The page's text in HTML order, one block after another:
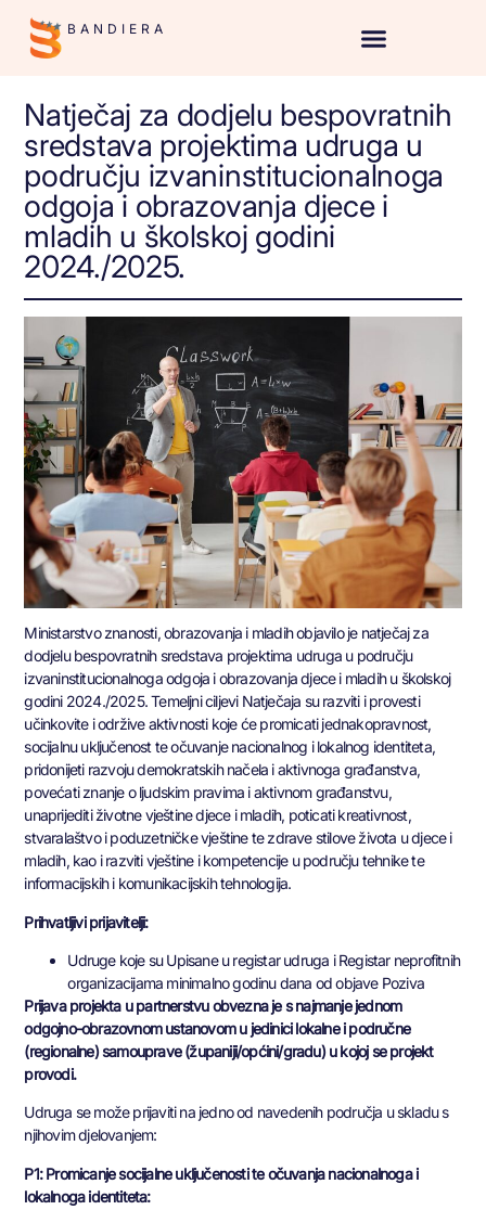
BANDIERA
Natječaj za dodjelu bespovratnih
sredstava projektima udruga u
području izvaninstitucionalnoga
odgoja i obrazovanja djece i
mladih u školskoj godini
2024./2025.
Ministarstvo znanosti, obrazovanja i mladih objavilo je natječaj za
dodjelu bespovratnih sredstava projektima udruga u području
izvaninstitucionalnoga odgoja i obrazovanja djece i mladih u školskoj
godini 2024./2025. Temeljni ciljevi Natječaja su razviti i provesti
učinkovite i održive aktivnosti koje će promicati jednakopravnost,
socijalnu uključenost te očuvanje nacionalnog i lokalnog identiteta,
pridonijeti razvoju demokratskih načela i aktivnoga građanstva,
povećati znanje o ljudskim pravima i aktivnom građanstvu,
unaprijediti životne vještine djece i mladih, poticati kreativnost,
stvaralaštvo i poduzetničke vještine te zdrave stilove života u djece i
mladih, kao i razviti vještine i kompetencije u području tehnike te
informacijskih i komunikacijskih tehnologija.
Prihvatljivi prijavitelji:
Udruge koje su Upisane u registar udruga i Registar neprofitnih
organizacijama minimalno godinu dana od objave Poziva
Prijava projekta u partnerstvu obvezna je s najmanje jednom
odgojno-obrazovnom ustanovom u jedinici lokalne i područne
(regionalne) samouprave (županiji/općini/gradu) u kojoj se projekt
provodi.
Udruga se može prijaviti na jedno od navedenih područja u skladu s
njihovim djelovanjem:
P1: Promicanje socijalne uključenosti te očuvanja nacionalnoga i
lokalnoga identiteta: